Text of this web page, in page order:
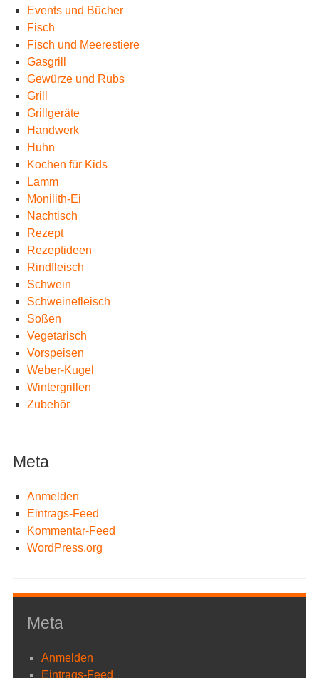
Events und Bücher
Fisch
Fisch und Meerestiere
Gasgrill
Gewürze und Rubs
Grill
Grillgeräte
Handwerk
Huhn
Kochen für Kids
Lamm
Monilith-Ei
Nachtisch
Rezept
Rezeptideen
Rindfleisch
Schwein
Schweinefleisch
Soßen
Vegetarisch
Vorspeisen
Weber-Kugel
Wintergrillen
Zubehör
Meta
Anmelden
Eintrags-Feed
Kommentar-Feed
WordPress.org
Meta
Anmelden
Eintrags-Feed